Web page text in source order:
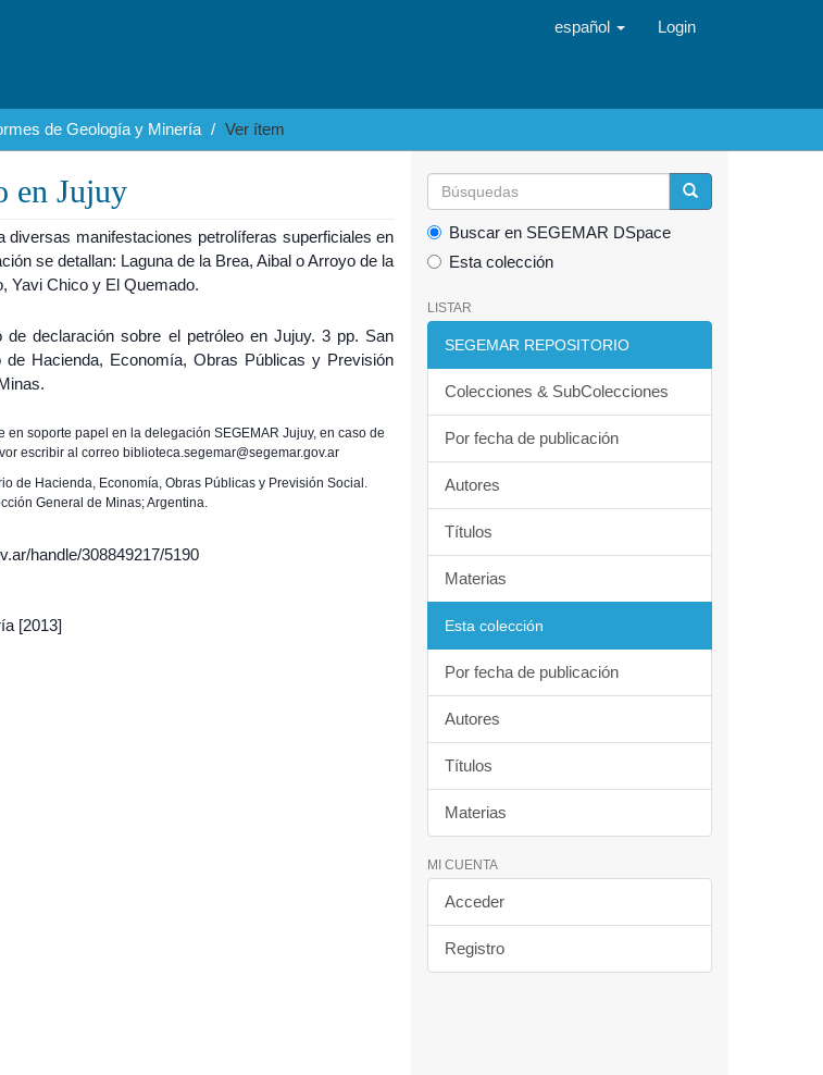
español Login
de Geología y Minería Ver ítem
en Jujuy
diversas manifestaciones petrolíferas superficiales en
se detallan: Laguna de la Brea, Aibal o Arroyo de la
Yavi Chico y El Quemado.
de declaración sobre el petróleo en Jujuy. 3 pp. San
de Hacienda, Economía, Obras Públicas y Previsión
en soporte papel en la delegación SEGEMAR Jujuy, en caso de
escribir al correo biblioteca.segemar@segemar.gov.ar
de Hacienda, Economía, Obras Públicas y Previsión Social.
General de Minas; Argentina.
handle/308849217/5190
[2013]
Buscar en SEGEMAR DSpace
Esta colección
LISTAR
SEGEMAR REPOSITORIO
Colecciones & SubColecciones
Por fecha de publicación
Autores
Títulos
Materias
Esta colección
Por fecha de publicación
Autores
Títulos
Materias
MI CUENTA
Acceder
Registro